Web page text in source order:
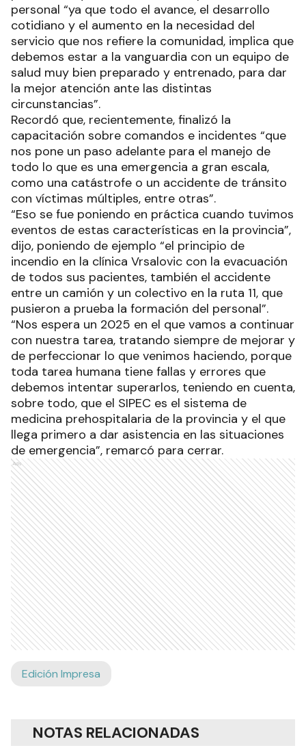
personal “ya que todo el avance, el desarrollo
cotidiano y el aumento en la necesidad del
servicio que nos refiere la comunidad, implica que
debemos estar a la vanguardia con un equipo de
salud muy bien preparado y entrenado, para dar
la mejor atención ante las distintas
circunstancias”.
Recordó que, recientemente, finalizó la
capacitación sobre comandos e incidentes “que
nos pone un paso adelante para el manejo de
todo lo que es una emergencia a gran escala,
como una catástrofe o un accidente de tránsito
con víctimas múltiples, entre otras”.
“Eso se fue poniendo en práctica cuando tuvimos
eventos de estas características en la provincia”,
dijo, poniendo de ejemplo “el principio de
incendio en la clínica Vrsalovic con la evacuación
de todos sus pacientes, también el accidente
entre un camión y un colectivo en la ruta 11, que
pusieron a prueba la formación del personal”.
“Nos espera un 2025 en el que vamos a continuar
con nuestra tarea, tratando siempre de mejorar y
de perfeccionar lo que venimos haciendo, porque
toda tarea humana tiene fallas y errores que
debemos intentar superarlos, teniendo en cuenta,
sobre todo, que el SIPEC es el sistema de
medicina prehospitalaria de la provincia y el que
llega primero a dar asistencia en las situaciones
de emergencia”, remarcó para cerrar.
Ads
Edición Impresa
NOTAS RELACIONADAS